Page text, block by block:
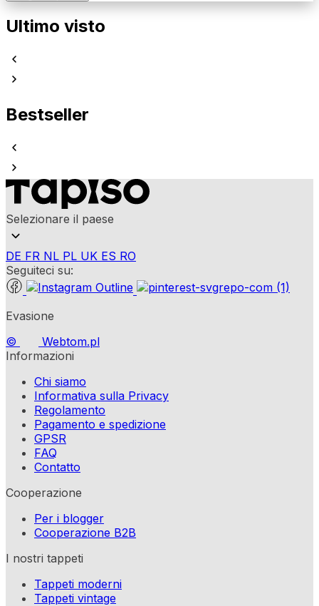
Ultimo visto
Bestseller
Selezionare il paese
DE FR NL PL UK ES RO
Seguiteci su:
Evasione
©
Webtom.pl
Informazioni
Chi siamo
Informativa sulla Privacy
Regolamento
Pagamento e spedizione
GPSR
FAQ
Contatto
Cooperazione
Per i blogger
Cooperazione B2B
I nostri tappeti
Tappeti moderni
Tappeti vintage